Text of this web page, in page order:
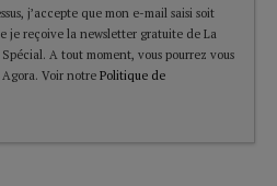
j’accepte que mon e-mail saisi soit
je reçoive la newsletter gratuite de La
A tout moment, vous pourrez vous
Voir notre Politique de